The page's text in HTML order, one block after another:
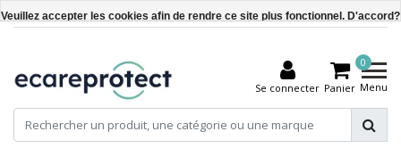
Se connecter
0
Panier Menu
Veuillez accepter les cookies afin de rendre ce site plus fonctionnel. D'accord?